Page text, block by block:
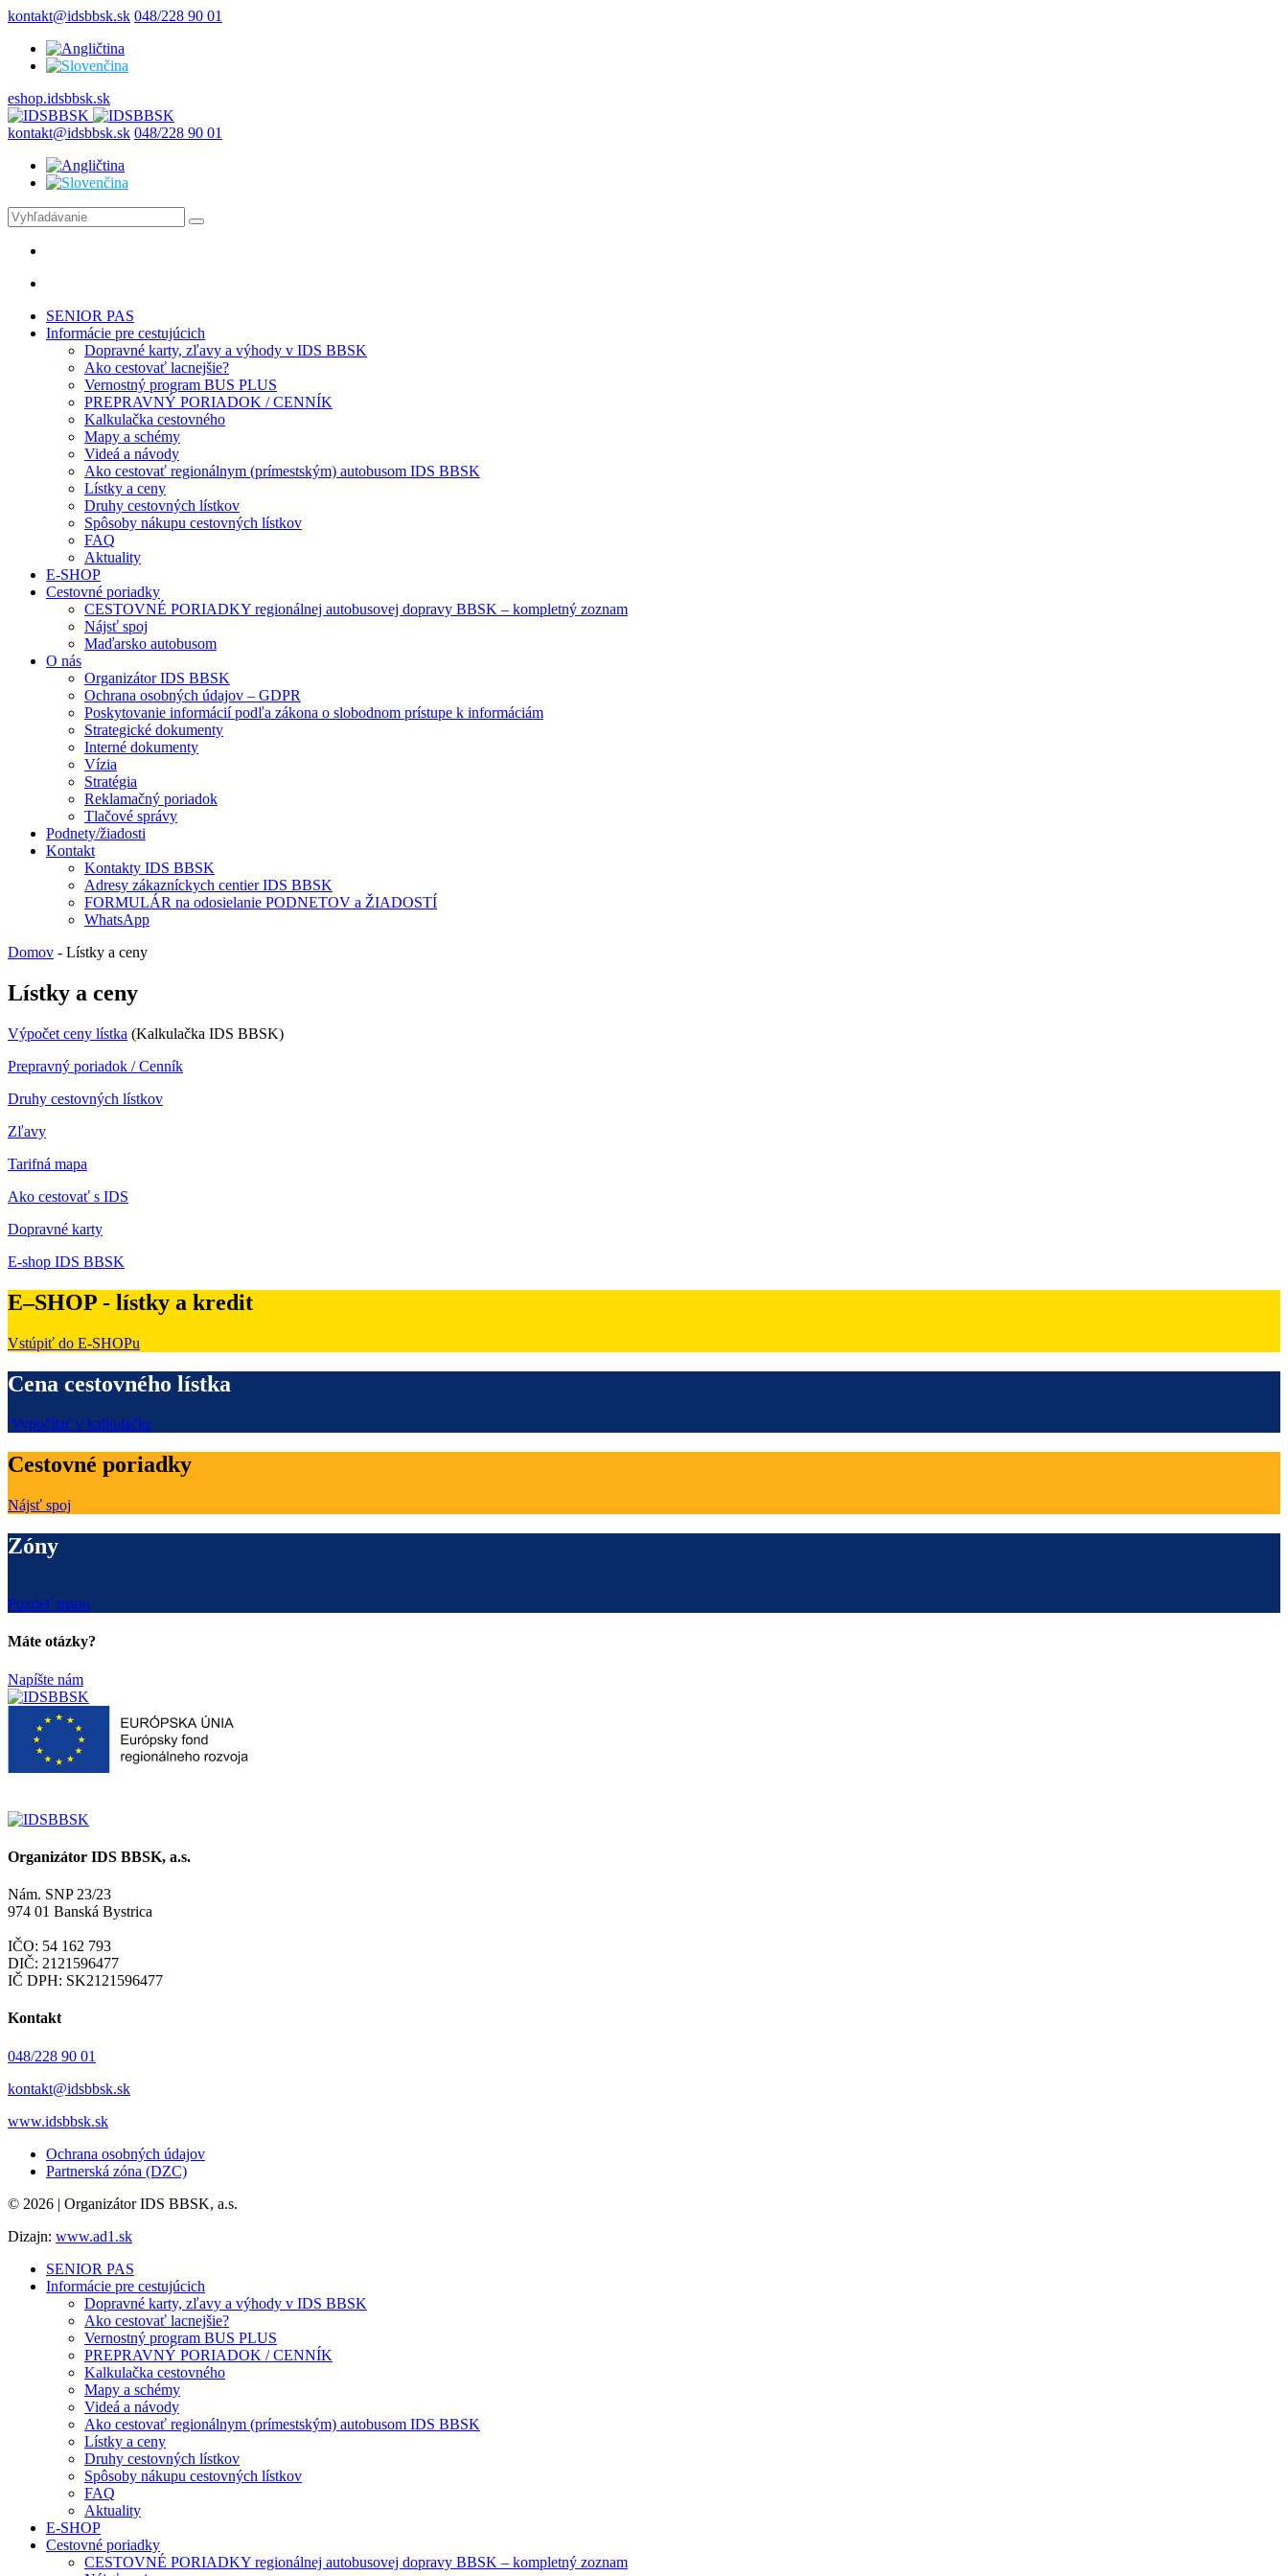
kontakt@idsbbsk.sk 048/228 90 01
eshop.idsbbsk.sk
kontakt@idsbbsk.sk 048/228 90 01
SENIOR PAS
Informácie pre cestujúcich
Dopravné karty, zľavy a výhody v IDS BBSK
Ako cestovať lacnejšie?
Vernostný program BUS PLUS
PREPRAVNÝ PORIADOK / CENNÍK
Kalkulačka cestovného
Mapy a schémy
Videá a návody
Ako cestovať regionálnym (prímestským) autobusom IDS BBSK
Lístky a ceny
Druhy cestovných lístkov
Spôsoby nákupu cestovných lístkov
FAQ
Aktuality
E-SHOP
Cestovné poriadky
CESTOVNÉ PORIADKY regionálnej autobusovej dopravy BBSK – kompletný zoznam
Nájsť spoj
Maďarsko autobusom
O nás
Organizátor IDS BBSK
Ochrana osobných údajov – GDPR
Poskytovanie informácií podľa zákona o slobodnom prístupe k informáciám
Strategické dokumenty
Interné dokumenty
Vízia
Stratégia
Reklamačný poriadok
Tlačové správy
Podnety/žiadosti
Kontakt
Kontakty IDS BBSK
Adresy zákazníckych centier IDS BBSK
FORMULÁR na odosielanie PODNETOV a ŽIADOSTÍ
WhatsApp
Domov - Lístky a ceny
Lístky a ceny
Výpočet ceny lístka (Kalkulačka IDS BBSK)
Prepravný poriadok / Cenník
Druhy cestovných lístkov
Zľavy
Tarifná mapa
Ako cestovať s IDS
Dopravné karty
E-shop IDS BBSK
E–SHOP - lístky a kredit
Vstúpiť do E-SHOPu
Cena cestovného lístka
Vypočítať v kalkulačke
Cestovné poriadky
Nájsť spoj
Zóny
Pozrieť mapu
Máte otázky?
Napíšte nám
Organizátor IDS BBSK, a.s.
Nám. SNP 23/23
974 01 Banská Bystrica
IČO: 54 162 793
DIČ: 2121596477
IČ DPH: SK2121596477
Kontakt
048/228 90 01
kontakt@idsbbsk.sk
www.idsbbsk.sk
Ochrana osobných údajov
Partnerská zóna (DZC)
© 2026 | Organizátor IDS BBSK, a.s.
Dizajn: www.ad1.sk
SENIOR PAS
Informácie pre cestujúcich
Dopravné karty, zľavy a výhody v IDS BBSK
Ako cestovať lacnejšie?
Vernostný program BUS PLUS
PREPRAVNÝ PORIADOK / CENNÍK
Kalkulačka cestovného
Mapy a schémy
Videá a návody
Ako cestovať regionálnym (prímestským) autobusom IDS BBSK
Lístky a ceny
Druhy cestovných lístkov
Spôsoby nákupu cestovných lístkov
FAQ
Aktuality
E-SHOP
Cestovné poriadky
CESTOVNÉ PORIADKY regionálnej autobusovej dopravy BBSK – kompletný zoznam